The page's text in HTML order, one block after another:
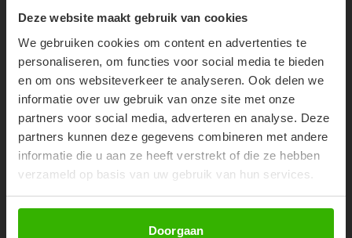
Deze website maakt gebruik van cookies
We gebruiken cookies om content en advertenties te
personaliseren, om functies voor social media te bieden
en om ons websiteverkeer te analyseren. Ook delen we
informatie over uw gebruik van onze site met onze
partners voor social media, adverteren en analyse. Deze
partners kunnen deze gegevens combineren met andere
informatie die u aan ze heeft verstrekt of die ze hebben
verzameld op basis van uw gebruik van hun services.
Doorgaan
10% OFF YOUR FIRST
ORDER!
Don't miss out on our trendy new drops or exclusive